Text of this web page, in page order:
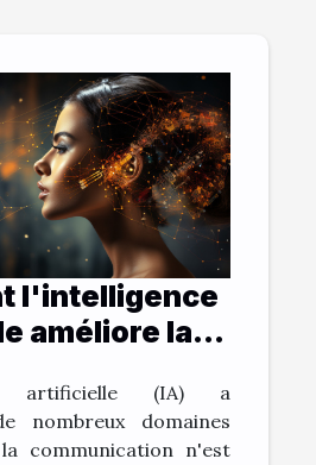
l'intelligence
améliore la
artificielle (IA) a
nombreux domaines
communication n'est